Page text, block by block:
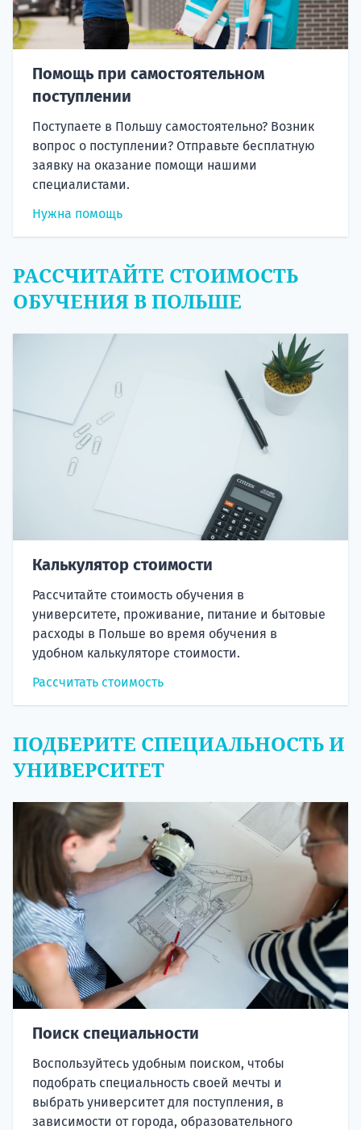
Помощь при самостоятельном
поступлении
Поступаете в Польшу самостоятельно? Возник
вопрос о поступлении? Отправьте бесплатную
заявку на оказание помощи нашими
специалистами.
Нужна помощь
РАССЧИТАЙТЕ СТОИМОСТЬ
ОБУЧЕНИЯ В ПОЛЬШЕ
Калькулятор стоимости
Рассчитайте стоимость обучения в
университете, проживание, питание и бытовые
расходы в Польше во время обучения в
удобном калькуляторе стоимости.
Рассчитать стоимость
ПОДБЕРИТЕ СПЕЦИАЛЬНОСТЬ И
УНИВЕРСИТЕТ
Поиск специальности
Воспользуйтесь удобным поиском, чтобы
подобрать специальность своей мечты и
выбрать университет для поступления, в
зависимости от города, образовательного